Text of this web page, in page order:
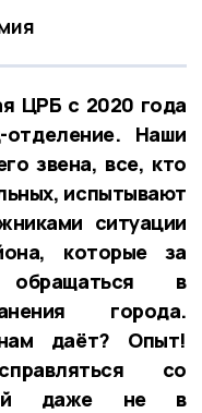
ЦРБ с 2020 года
отделение. Наши
звена, все, кто
испытывают
ситуации
которые за
в
города.
даёт? Опыт!
со
даже не в